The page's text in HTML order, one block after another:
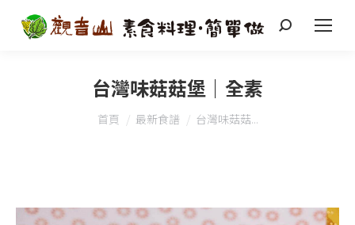
搜
台灣味菇菇堡｜全素
您在這裡：
首頁 最新食譜 台灣味菇菇...